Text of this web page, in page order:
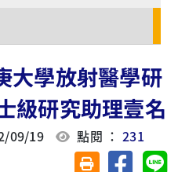
大學放射醫學研
級研究助理壹名
09/19 點閱 ：231
友善列印(另開視
分享至